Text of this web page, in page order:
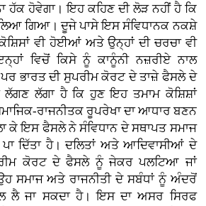
ਹੱਕ ਹੋਵੇਗਾ। ਇਹ ਕਹਿਣ ਦੀ ਲੋੜ ਨਹੀਂ ਹੈ ਕਿ
ਗਿਆ। ਦੂਜੇ ਪਾਸੇ ਇਸ ਸੰਵਿਧਾਨਕ ਨਕਸ਼ੇ
ਵੀ ਹੋਈਆਂ ਅਤੇ ਉਨ੍ਹਾਂ ਦੀ ਚਰਚਾ ਵੀ
ਵਿਚੋਂ ਕਿਸੇ ਨੂੰ ਕਾਨੂੰਨੀ ਨਜ਼ਰੀਏ ਨਾਲ
ਪਰ ਭਾਰਤ ਦੀ ਸੁਪਰੀਮ ਕੋਰਟ ਦੇ ਤਾਜ਼ੇ ਫੈਸਲੇ ਦੇ
ਲੱਗਾ ਹੈ ਕਿ ਹੁਣ ਇਹ ਤਮਾਮ ਕੋਸ਼ਿਸ਼ਾਂ
ਰਾਜਨੀਤਕ ਰੂਪਰੇਖਾ ਦਾ ਆਧਾਰ ਬਣਨ
ਕੇ ਇਸ ਫੈਸਲੇ ਨੇ ਸੰਵਿਧਾਨ ਦੇ ਸਥਾਪਤ ਸਮਾਜ
ਦਿੱਤਾ ਹੈ। ਦਲਿਤਾਂ ਅਤੇ ਆਦਿਵਾਸੀਆਂ ਦੇ
ਕੋਰਟ ਦੇ ਫੈਸਲੇ ਨੂੰ ਜੇਕਰ ਪਲਟਿਆ ਜਾਂ
ਸਮਾਜ ਅਤੇ ਰਾਜਨੀਤੀ ਦੇ ਸਬੰਧਾਂ ਨੂੰ ਅੰਦਰੋਂ
ਲੈ ਜਾ ਸਕਦਾ ਹੈ। ਇਸ ਦਾ ਅਸਰ ਸਿਰਫ